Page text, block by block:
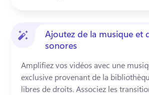
Ajoutez de la musique et
sonores
Amplifiez vos vidéos avec une
exclusive provenant de la
libres de droits. Associez les